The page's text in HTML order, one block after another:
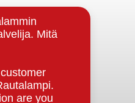
säännöt ja